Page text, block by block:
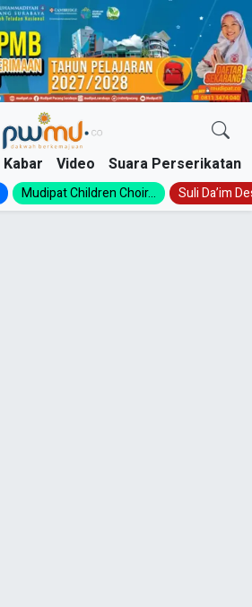
Kabar Video Suara Perserikatan
Mudipat Children Choir... Suli Da’im